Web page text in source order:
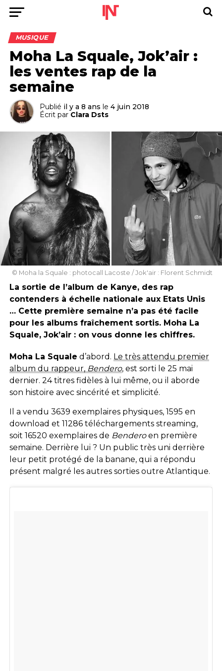
MUSIQUE
Moha La Squale, Jok’air :
les ventes rap de la
semaine
Publié il y a 8 ans le 4 juin 2018
Écrit par Clara Dsts
© Moha la Squale : photocall Lacoste / Jok'air : Florent Schmidt
La sortie de l’album de Kanye, des rap
contenders à échelle nationale aux Etats Unis
… Cette première semaine n’a pas été facile
pour les albums fraîchement sortis. Moha La
Squale, Jok’air : on vous donne les chiffres.
Moha La Squale d’abord. Le très attendu premier
album du rappeur, Bendero, est sorti le 25 mai
dernier. 24 titres fidèles à lui même, ou il aborde
son histoire avec sincérité et simplicité.
Il a vendu 3639 exemplaires physiques, 1595 en
download et 11286 téléchargements streaming,
soit 16520 exemplaires de Benderoen première
semaine. Derrière lui ? Un public très uni derrière
leur petit protégé de la banane, qui a répondu
présent malgré les autres sorties outre Atlantique.